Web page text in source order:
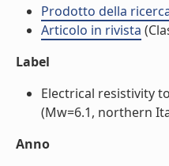
Prodotto della
Articolo in rivista
Label
Electrical resistivity
(Mw=6.1, northern
Anno